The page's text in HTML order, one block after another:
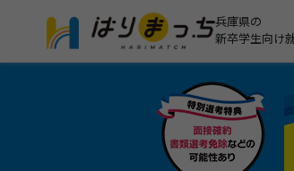
兵庫県の
新卒学生向け